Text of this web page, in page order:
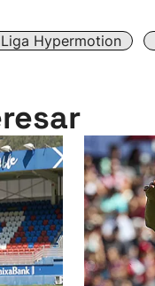
Hypermotion